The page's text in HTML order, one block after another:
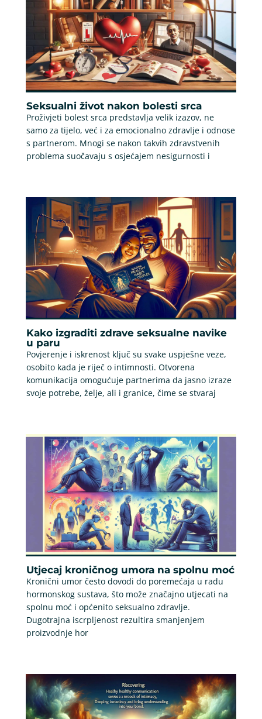
Seksualni život nakon bolesti srca
Proživjeti bolest srca predstavlja velik izazov, ne
samo za tijelo, već i za emocionalno zdravlje i odnose
s partnerom. Mnogi se nakon takvih zdravstvenih
problema suočavaju s osjećajem nesigurnosti i
Kako izgraditi zdrave seksualne navike
u paru
Povjerenje i iskrenost ključ su svake uspješne veze,
osobito kada je riječ o intimnosti. Otvorena
komunikacija omogućuje partnerima da jasno izraze
svoje potrebe, želje, ali i granice, čime se stvaraj
Utjecaj kroničnog umora na spolnu moć
Kronični umor često dovodi do poremećaja u radu
hormonskog sustava, što može značajno utjecati na
spolnu moć i općenito seksualno zdravlje.
Dugotrajna iscrpljenost rezultira smanjenjem
proizvodnje hor